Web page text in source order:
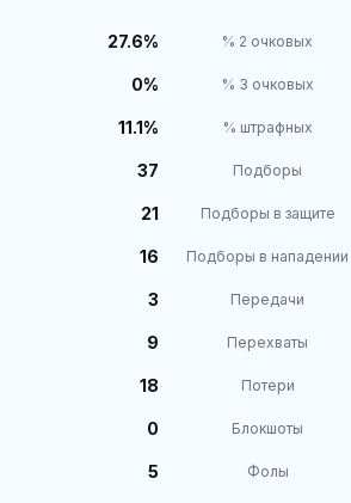
27.6% % 2 очковых
0% % 3 очковых
11.1% % штрафных
37 Подборы
21 Подборы в защите
16 Подборы в нападении
3 Передачи
9 Перехваты
18 Потери
0 Блокшоты
5 Фолы